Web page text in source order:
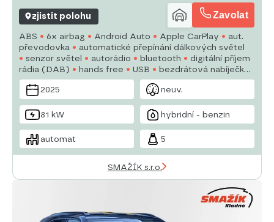
zjistit polohu Zavolat
ABS 6x airbag Android Auto Apple CarPlay
aut.
převodovka
automatické přepínání dálkových světel
senzor světel
autorádio bluetooth
digitální příjem
rádia (DAB)
hands free USB
bezdrátová nabíječka
mobilních telefonů
dělená zadní sedadla
denní
svícení2025 neuv.
81 kW hybridní - benzin
automat 5
SMAŽÍK s.r.o.